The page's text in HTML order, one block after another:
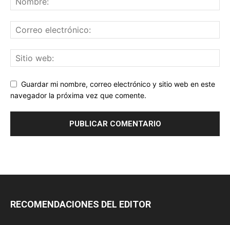
Guardar mi nombre, correo electrónico y sitio web en este
navegador la próxima vez que comente.
RECOMENDACIONES DEL EDITOR